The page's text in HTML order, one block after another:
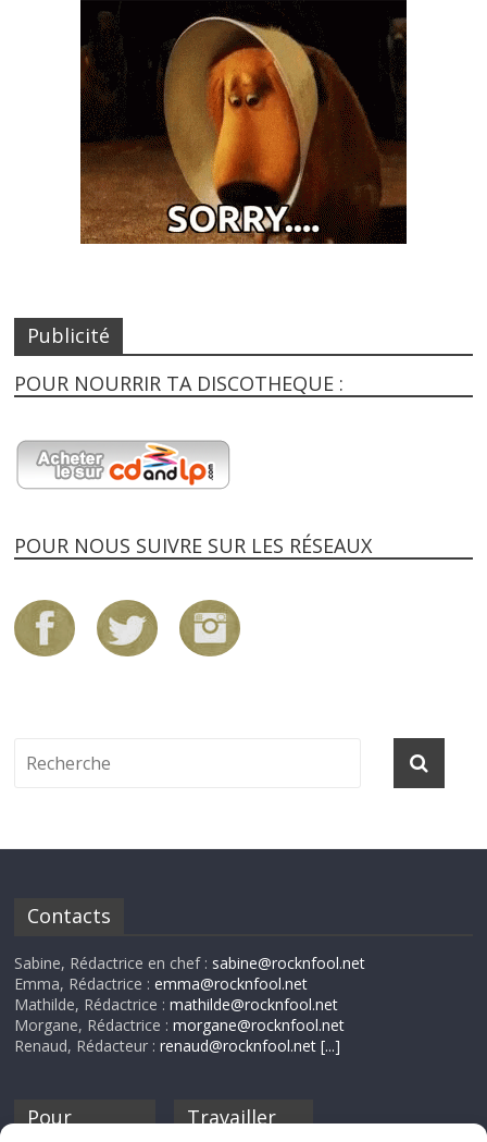
Publicité
POUR NOURRIR TA DISCOTHEQUE :
POUR NOUS SUIVRE SUR LES RÉSEAUX
Contacts
Sabine, Rédactrice en chef : sabine@rocknfool.net
Emma, Rédactrice :emma@rocknfool.net
Mathilde, Rédactrice :mathilde@rocknfool.net
Morgane, Rédactrice :morgane@rocknfool.net
Renaud, Rédacteur :renaud@rocknfool.net [...]
Pour
Travailler